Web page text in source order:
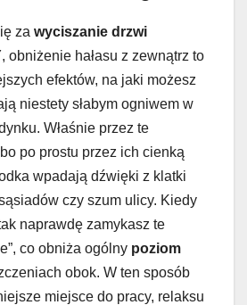
za wyciszanie drzwi
, obniżenie hałasu z zewnątrz to
efektów, na jaki możesz
niestety słabym ogniwem w
Właśnie przez te
po prostu przez ich cienką
wpadają dźwięki z klatki
czy szum ulicy. Kiedy
naprawdę zamykasz te
co obniża ogólny poziom
obok. W ten sposób
miejsce do pracy, relaksu